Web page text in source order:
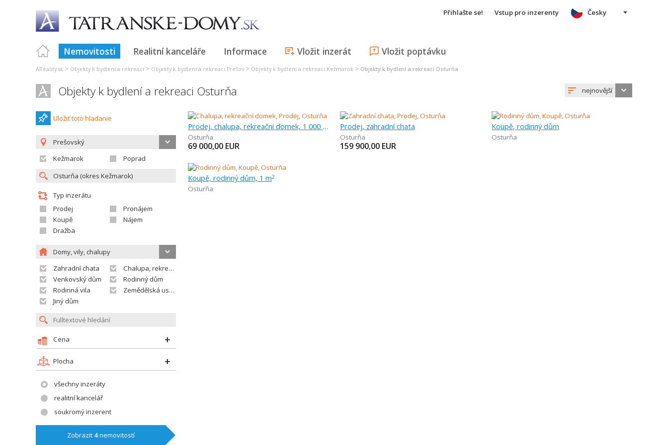
Přihlašte se! Vstup pro inzerenty
Nemovitosti Realitní kanceláře Informace Vložit inzerát Vložit poptávku
Česky
AReality.sk > Objekty k bydlení a rekreaci > Objekty k bydlení a rekreaci Prešov > Objekty k bydlení a rekreaci Kežmarok > Objekty k bydlení a rekreaci Osturňa
Objekty k bydlení a rekreaci Osturňa nejnovější
Uložiť toto hladanie
Prešovský
Kežmarok
Poprad
Typ inzerátu
Prodej
Pronájem
Koupě
Nájem
Dražba
Domy, vily, chalupy
Zahradní chata
Chalupa, rekreační domek
Venkovský dům
Rodinný dům
Rodinná vila
Zemědělská usedlost
Jiný dům
Cena
Plocha
všechny inzeráty
realitní kancelář
soukromý inzerent
Zobrazit 4nemovitostí
Prodej, chalupa, rekreační domek, 1 000 m
Osturňa
69 000,00 EUR
Prodej, zahradní chata
Osturňa
159 900,00 EUR
Koupě, rodinný dům
Osturňa
Koupě, rodinný dům, 1 m2
Osturňa